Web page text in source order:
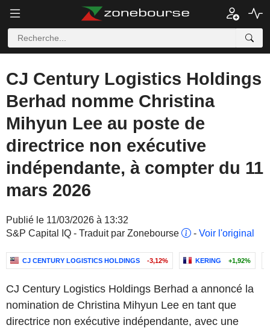
CJ Century Logistics Holdings
Berhad nomme Christina
Mihyun Lee au poste de
directrice non exécutive
indépendante, à compter du 11
mars 2026
Publié le 11/03/2026 à 13:32
S&P Capital IQ - Traduit par Zonebourse
- Voir l'original
CJ CENTURY LOGISTICS HOLDINGS -3,12% KERING +1,92%
CJ Century Logistics Holdings Berhad a annoncé la
nomination de Christina Mihyun Lee en tant que
directrice non exécutive indépendante, avec une